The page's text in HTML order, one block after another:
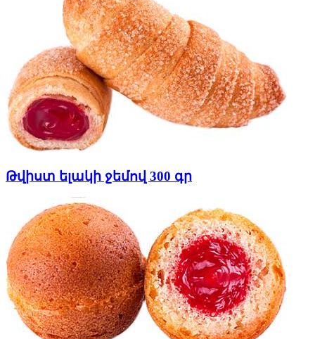
Թվիստ ելակի ջեմով 300 գր